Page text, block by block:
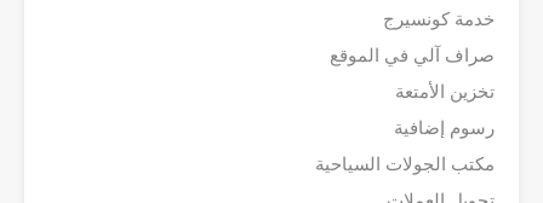
خدمة كونسيرج
صراف آلي في الموقع
تخزين الأمتعة
رسوم إضافية
مكتب الجولات السياحية